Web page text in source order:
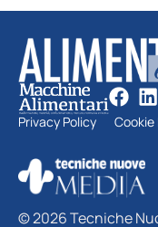
Privacy Policy Cookie
© 2026 Tecniche